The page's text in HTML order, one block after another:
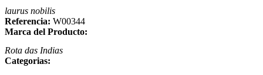
laurus nobilis
Referencia: W00344
Marca del Producto:
Rota das Indias
Categorias: